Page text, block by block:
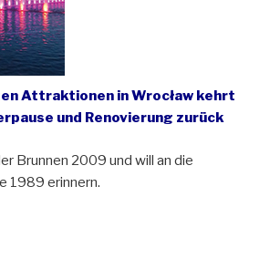
Attraktionen in Wrocław kehrt
und Renovierung zurück
Brunnen 2009 und will an die
1989 erinnern.